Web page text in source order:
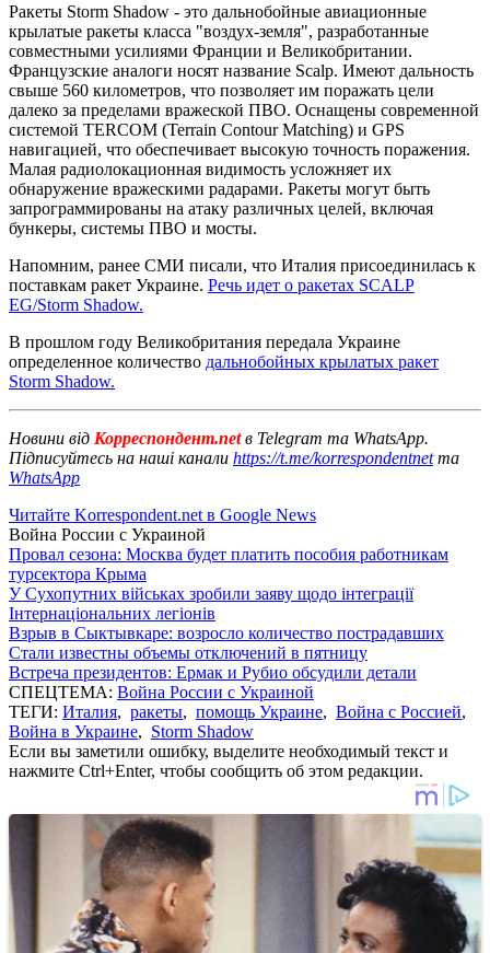
Ракеты Storm Shadow - это дальнобойные авиационные
крылатые ракеты класса "воздух-земля", разработанные
совместными усилиями Франции и Великобритании.
Французские аналоги носят название Scalp. Имеют дальность
свыше 560 километров, что позволяет им поражать цели
далеко за пределами вражеской ПВО. Оснащены современной
системой TERCOM (Terrain Contour Matching) и GPS
навигацией, что обеспечивает высокую точность поражения.
Малая радиолокационная видимость усложняет их
обнаружение вражескими радарами. Ракеты могут быть
запрограммированы на атаку различных целей, включая
бункеры, системы ПВО и мосты.
Напомним, ранее СМИ писали, что Италия присоединилась к
поставкам ракет Украине. Речь идет о ракетах SCALP
EG/Storm Shadow.
В прошлом году Великобритания передала Украине
определенное количество дальнобойных крылатых ракет
Storm Shadow.
Новини від Корреспондент.netв Telegram та WhatsApp.
Підписуйтесь на наші канали https://t.me/korrespondentnetта
WhatsApp
Читайте Korrespondent.net в Google News
Война России с Украиной
Провал сезона: Москва будет платить пособия работникам
турсектора Крыма
У Сухопутних військах зробили заяву щодо інтеграції
Інтернаціональних легіонів
Взрыв в Сыктывкаре: возросло количество пострадавших
Стали известны объемы отключений в пятницу
Встреча президентов: Ермак и Рубио обсудили детали
СПЕЦТЕМА: Война России с Украиной
ТЕГИ: Италия, ракеты, помощь Украине, Война с Россией,
Война в Украине, Storm Shadow
Если вы заметили ошибку, выделите необходимый текст и
нажмите Ctrl+Enter, чтобы сообщить об этом редакции.